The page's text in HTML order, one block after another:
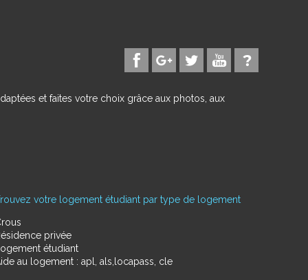
et faites votre choix grâce aux photos, aux
votre logement étudiant par type de logement
privée
étudiant
au logement : apl, als,locapass, cle